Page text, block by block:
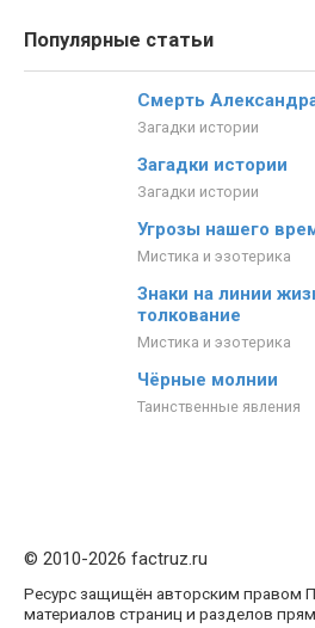
Популярные статьи
Смерть
Загадки истории
Загадки истории
Загадки истории
Угрозы нашего
Мистика и эзотерика
Знаки на линии
толкование
Мистика и эзотерика
Чёрные молнии
Таинственные явления
© 2010-2026 factruz.ru
Ресурс защищён авторским правом
материалов страниц и разделов